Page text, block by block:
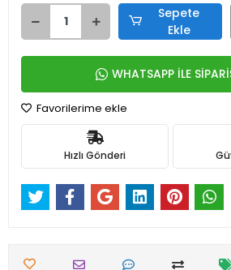
Sepete
Ekle
WHATSAPP İLE
Favorilerime ekle
Hızlı Gönderi